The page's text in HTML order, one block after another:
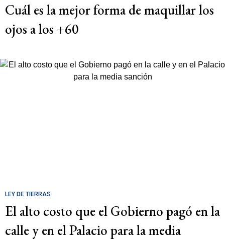
Cuál es la mejor forma de maquillar los
ojos a los +60
LEY DE TIERRAS
El alto costo que el Gobierno pagó en la
calle y en el Palacio para la media